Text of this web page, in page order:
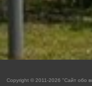
Copyright © 2011-2026 "Сайт обо